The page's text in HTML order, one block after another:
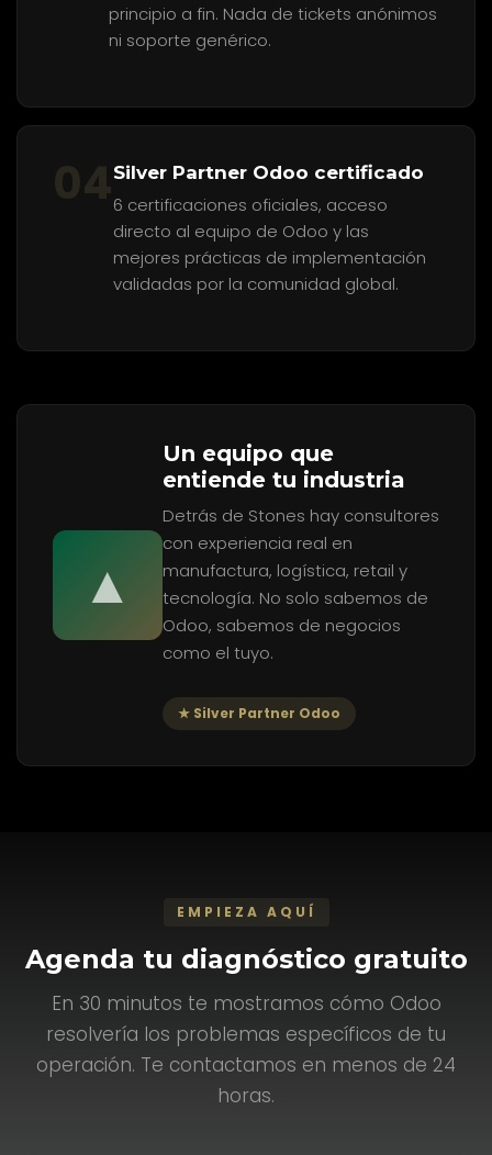
principio a fin. Nada de tickets anónimos
ni soporte genérico.
04Silver Partner Odoo certificado
6 certificaciones oficiales, acceso
directo al equipo de Odoo y las
mejores prácticas de implementación
validadas por la comunidad global.
▲
Un equipo que
entiende tu industria
Detrás de Stones hay consultores
con experiencia real en
manufactura, logística, retail y
tecnología. No solo sabemos de
Odoo, sabemos de negocios
como el tuyo.
★ Silver Partner Odoo
EMPIEZA AQUÍ
Agenda tu diagnóstico gratuito
En 30 minutos te mostramos cómo Odoo
resolvería los problemas específicos de tu
operación. Te contactamos en menos de 24
horas.